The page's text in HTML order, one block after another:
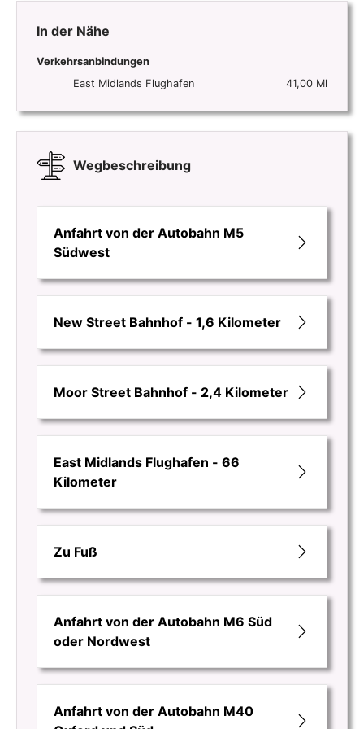
In der Nähe
Verkehrsanbindungen
East Midlands Flughafen
41,00 Ml
Wegbeschreibung
Anfahrt von der Autobahn M5
Südwest
New Street Bahnhof - 1,6 Kilometer
Moor Street Bahnhof - 2,4 Kilometer
East Midlands Flughafen - 66
Kilometer
Zu Fuß
Anfahrt von der Autobahn M6 Süd
oder Nordwest
Anfahrt von der Autobahn M40